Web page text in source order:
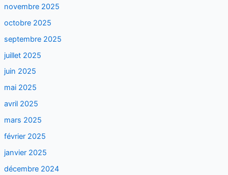
novembre 2025
octobre 2025
septembre 2025
juillet 2025
juin 2025
mai 2025
avril 2025
mars 2025
février 2025
janvier 2025
décembre 2024